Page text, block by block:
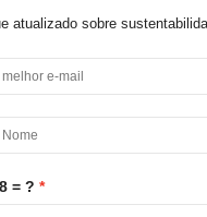
atualizado sobre
= ?